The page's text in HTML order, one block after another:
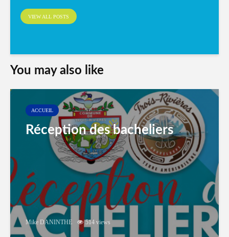
VIEW ALL POSTS
You may also like
ACCUEIL
Réception des bacheliers
Mike DANINTHE 514 views